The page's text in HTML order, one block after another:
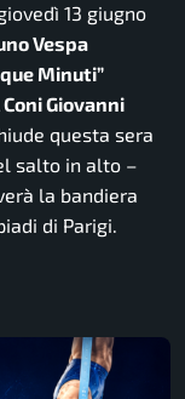
13 giugno
Vespa
Minuti”
Giovanni
questa sera
salto in alto –
la bandiera
di Parigi.